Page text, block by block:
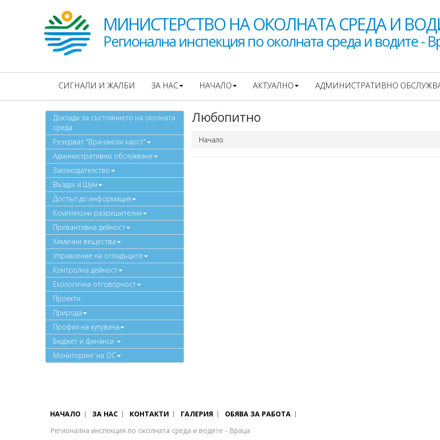
МИНИСТЕРСТВО НА ОКОЛНАТА СРЕДА И
Регионална инспекция по околната среда и водите -
СИГНАЛИ И ЖАЛБИ ЗА НАС НАЧАЛО АКТУАЛНО АДМИНИСТРАТИВНО
Доклади за състоянието на околната
среда
Резерват "Врачански карст"
Административно обслужване
Законодателство
Въздух и Шум
Достъп до информация
Комплексни разрешителни
Превантивна дейност
Химични вещества
Управление на отпадъците
Контролна дейност
Екологична отговорност
Проекти
Природа
Профил на купувача
Бюджет и финанси
Мониторинг на ОС
Любопитно
Начало
НАЧАЛО ЗА НАС КОНТАКТИ ГАЛЕРИЯ ОБЯВА ЗА РАБОТА
Регионална инспекция по околната среда и водите - Враца